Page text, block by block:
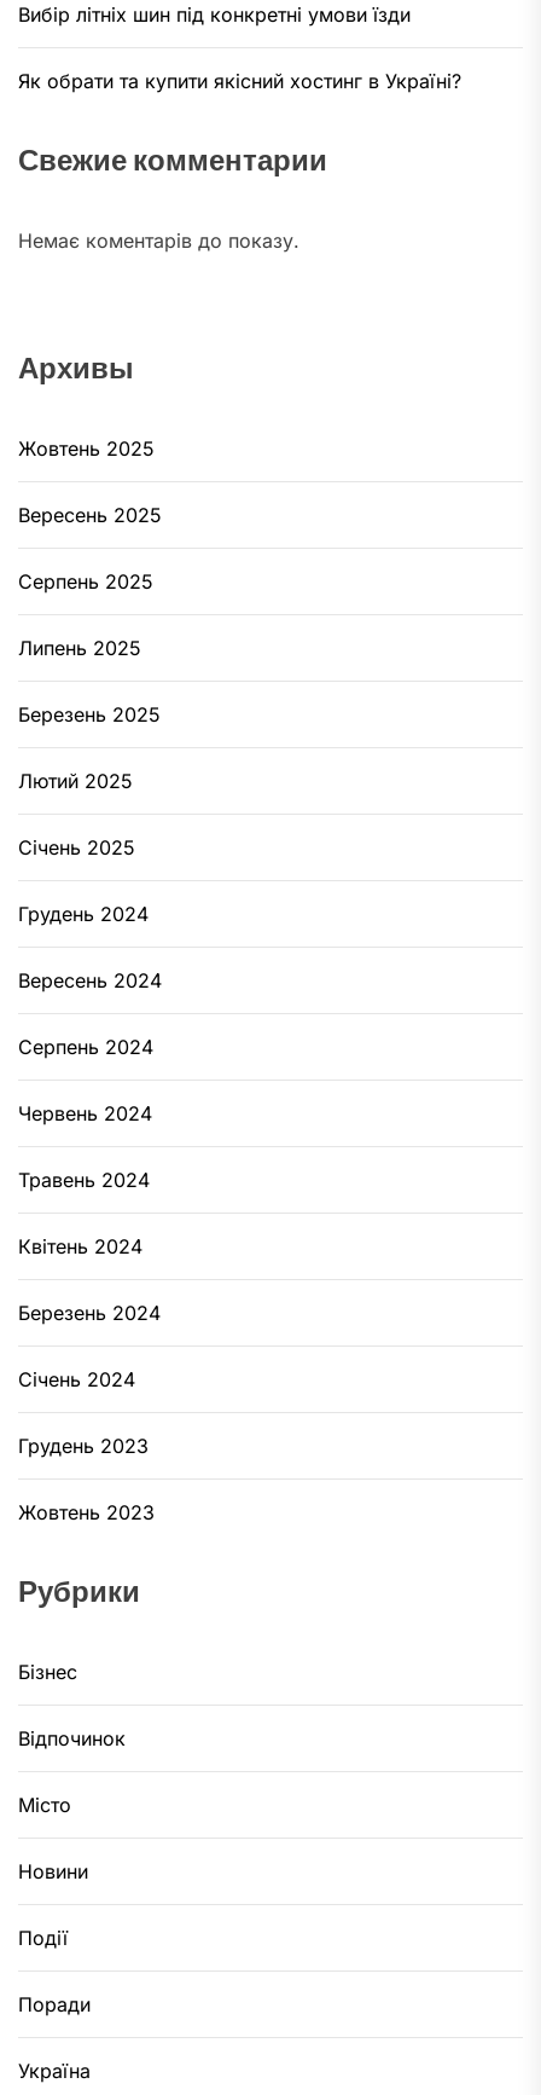
Вибір літніх шин під конкретні умови їзди
Як обрати та купити якісний хостинг в Україні?
Свежие комментарии
Немає коментарів до показу.
Архивы
Жовтень 2025
Вересень 2025
Серпень 2025
Липень 2025
Березень 2025
Лютий 2025
Січень 2025
Грудень 2024
Вересень 2024
Серпень 2024
Червень 2024
Травень 2024
Квітень 2024
Березень 2024
Січень 2024
Грудень 2023
Жовтень 2023
Рубрики
Бізнес
Відпочинок
Місто
Новини
Події
Поради
Україна